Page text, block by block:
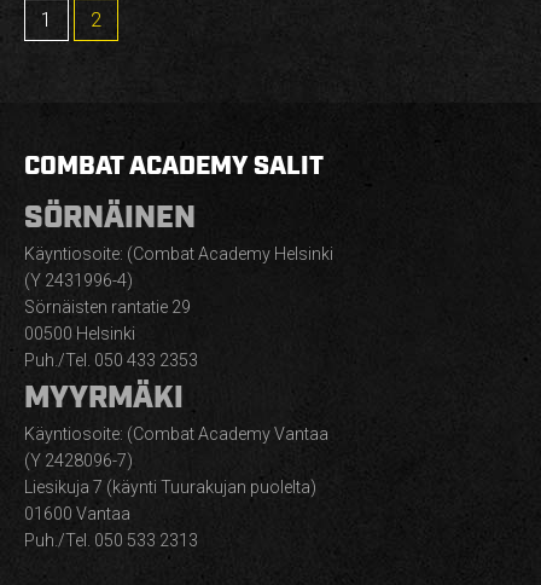
1 2
COMBAT ACADEMY SALIT
SÖRNÄINEN
Käyntiosoite: (Combat Academy Helsinki
(Y 2431996-4)
Sörnäisten rantatie 29
00500 Helsinki
Puh./Tel. 050 433 2353
MYYRMÄKI
Käyntiosoite: (Combat Academy Vantaa
(Y 2428096-7)
Liesikuja 7 (käynti Tuurakujan puolelta)
01600 Vantaa
Puh./Tel. 050 533 2313